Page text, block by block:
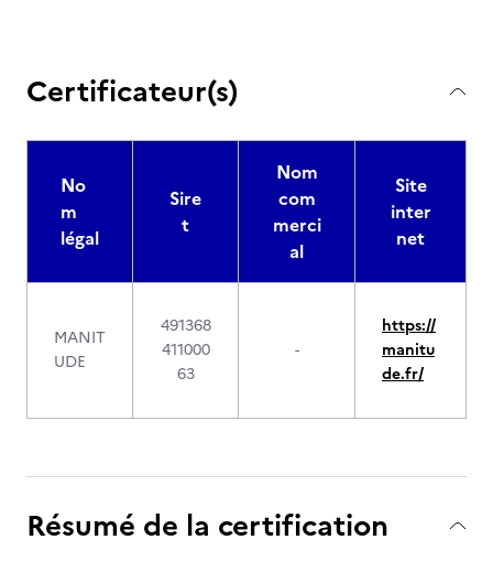
Certificateur(s)
No
m
légal
Sire
t
Nom
com
merci
al
Site
inter
net
MANIT
UDE
491368
411000
63
-
https://
manitu
de.fr/
Résumé de la certification